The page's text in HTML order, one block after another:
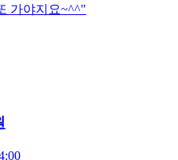
가야지요~^^"